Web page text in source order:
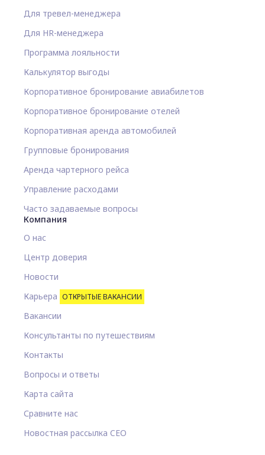
Для тревел-менеджера
Для HR-менеджера
Программа лояльности
Калькулятор выгоды
Корпоративное бронирование авиабилетов
Корпоративное бронирование отелей
Корпоративная аренда автомобилей
Групповые бронирования
Аренда чартерного рейса
Управление расходами
Часто задаваемые вопросы
Компания
О нас
Центр доверия
Новости
Карьера ОТКРЫТЫЕ ВАКАНСИИ
Вакансии
Консультанты по путешествиям
Контакты
Вопросы и ответы
Карта сайта
Сравните нас
Новостная рассылка CEO